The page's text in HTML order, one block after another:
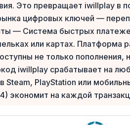
Это превращает iwillplay в
цифровых ключей —
— Система быстрых
или картах. Платформа
не только пополнения,
iwillplay срабатывает на
Steam, PlayStation или
на каждой